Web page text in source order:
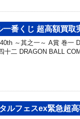
一番くじ 超高額買取
～其之一～ A賞 巻一
十二 DRAGON BALL
ルフェスex緊急超